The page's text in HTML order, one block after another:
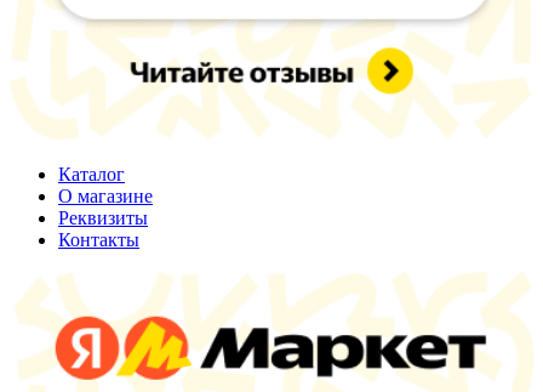
Каталог
О магазине
Реквизиты
Контакты